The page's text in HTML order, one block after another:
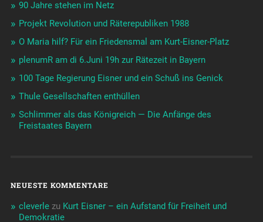
90 Jahre stehen im Netz
Projekt Revolution und Räterepubliken 1988
O Maria hilf? Für ein Friedensmal am Kurt-Eisner-Platz
plenumR am di 6.Juni 19h zur Rätezeit in Bayern
100 Tage Regierung Eisner und ein Schuß ins Genick
Thule Gesellschaften enthüllen
Schlimmer als das Königreich — Die Anfänge des
Freistaates Bayern
NEUESTE KOMMENTARE
cleverlezu Kurt Eisner – ein Aufstand für Freiheit und
Demokratie